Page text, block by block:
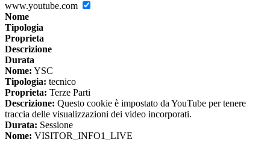
www.youtube.com
Nome
Tipologia
Proprieta
Descrizione
Durata
Nome: YSC
Tipologia: tecnico
Proprieta: Terze Parti
Descrizione: Questo cookie è impostato da YouTube per tenere
traccia delle visualizzazioni dei video incorporati.
Durata: Sessione
Nome: VISITOR_INFO1_LIVE